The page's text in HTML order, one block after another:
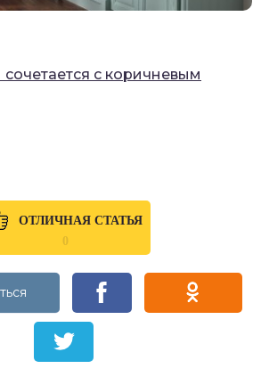
сочетается с коричневым
ОТЛИЧНАЯ СТАТЬЯ
0